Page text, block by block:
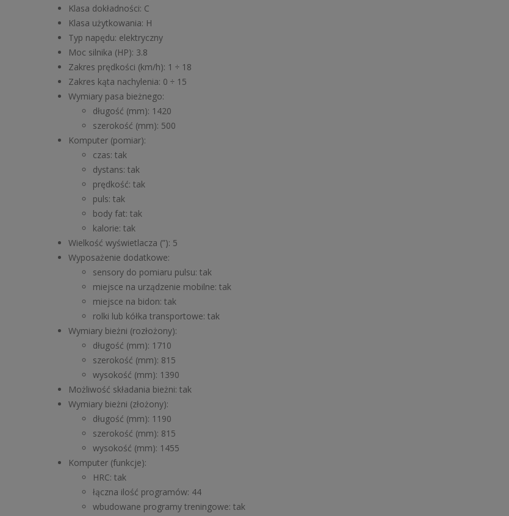
Klasa dokładności: C
Klasa użytkowania: H
Typ napędu: elektryczny
Moc silnika (HP): 3.8
Zakres prędkości (km/h): 1 ÷ 18
Zakres kąta nachylenia: 0 ÷ 15
Wymiary pasa bieżnego:
długość (mm): 1420
szerokość (mm): 500
Komputer (pomiar):
czas: tak
dystans: tak
prędkość: tak
puls: tak
body fat: tak
kalorie: tak
Wielkość wyświetlacza (”): 5
Wyposażenie dodatkowe:
sensory do pomiaru pulsu: tak
miejsce na urządzenie mobilne: tak
miejsce na bidon: tak
rolki lub kółka transportowe: tak
Wymiary bieżni (rozłożony):
długość (mm): 1710
szerokość (mm): 815
wysokość (mm): 1390
Możliwość składania bieżni: tak
Wymiary bieżni (złożony):
długość (mm): 1190
szerokość (mm): 815
wysokość (mm): 1455
Komputer (funkcje):
HRC: tak
łączna ilość programów: 44
wbudowane programy treningowe: tak